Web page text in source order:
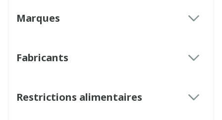
Marques
Fabricants
Restrictions alimentaires